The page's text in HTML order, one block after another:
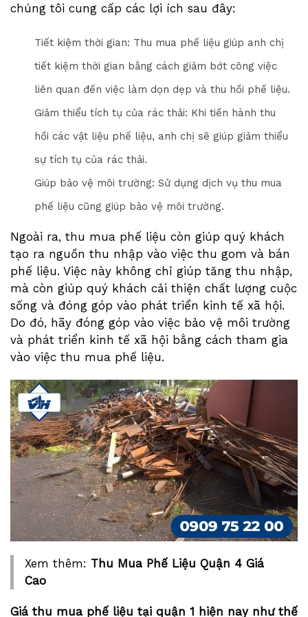
chúng tôi cung cấp các lợi ích sau đây:
Tiết kiệm thời gian: Thu mua phế liệu giúp anh chị
tiết kiệm thời gian bằng cách giảm bớt công việc
liên quan đến việc làm dọn dẹp và thu hồi phế liệu.
Giảm thiểu tích tụ của rác thải: Khi tiến hành thu
hồi các vật liệu phế liệu, anh chị sẽ giúp giảm thiểu
sự tích tụ của rác thải.
Giúp bảo vệ môi trường: Sử dụng dịch vụ thu mua
phế liệu cũng giúp bảo vệ môi trường.
Ngoài ra, thu mua phế liệu còn giúp quý khách
tạo ra nguồn thu nhập vào việc thu gom và bán
phế liệu. Việc này không chỉ giúp tăng thu nhập,
mà còn giúp quý khách cải thiện chất lượng cuộc
sống và đóng góp vào phát triển kinh tế xã hội.
Do đó, hãy đóng góp vào việc bảo vệ môi trường
và phát triển kinh tế xã hội bằng cách tham gia
vào việc thu mua phế liệu.
Xem thêm: Thu Mua Phế Liệu Quận 4 Giá
Cao
Giá thu mua phế liệu tại quận 1 hiện nay như thế